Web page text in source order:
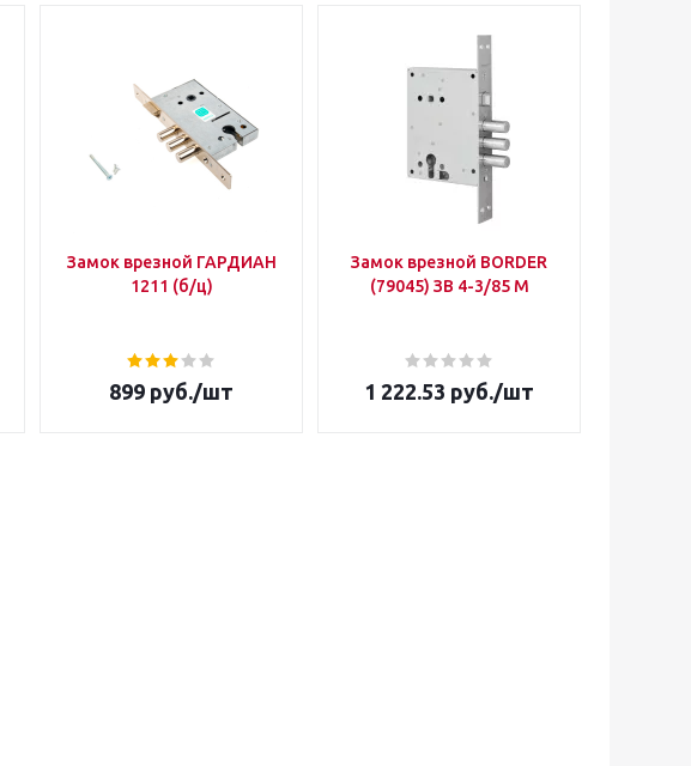
Замок врезной ГАРДИАН
1211 (б/ц)
899 руб./шт
Замок врезной BORDER
(79045) ЗВ 4-3/85 М
1 222.53 руб./шт